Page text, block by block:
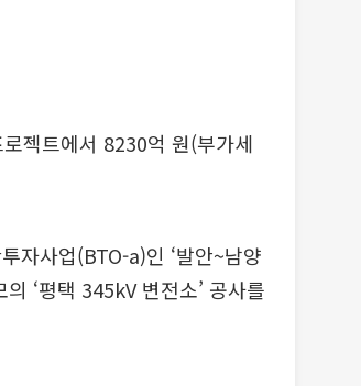
젝트에서 8230억 원(부가세
자사업(BTO-a)인 ‘발안~남양
‘평택 345kV 변전소’ 공사를